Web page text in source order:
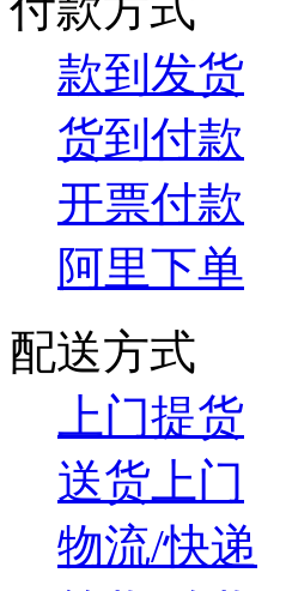
款到发货
货到付款
开票付款
阿里下单
配送方式
上门提货
送货上门
物流/快递